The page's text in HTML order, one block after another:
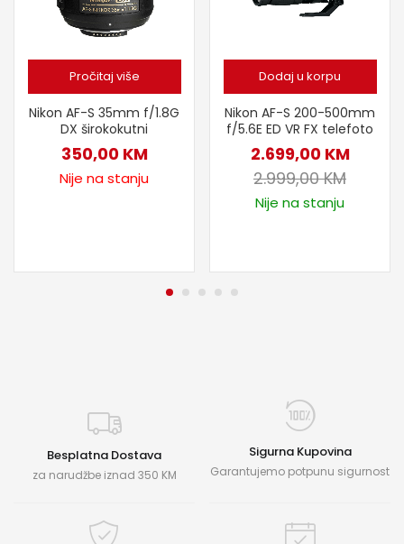
Pročitaj više
Nikon AF-S 35mm f/1.8G
DX širokokutni
350,00 KM
Nije na stanju
Dodaj u korpu
Nikon AF-S 200-500mm
f/5.6E ED VR FX telefoto
2.699,00 KM
2.999,00KM
Nije na stanju
Besplatna Dostava
za narudžbe iznad 350 KM
Sigurna Kupovina
Garantujemo potpunu sigurnost